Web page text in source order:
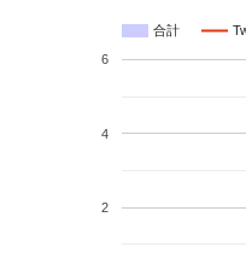
合計
2
4
6